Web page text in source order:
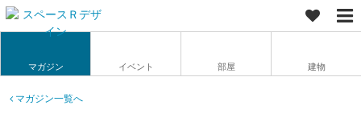
マガジン イベント 部屋 建物
マガジン一覧へ